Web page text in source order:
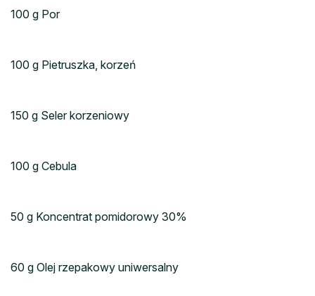
100 g Por
100 g Pietruszka, korzeń
150 g Seler korzeniowy
100 g Cebula
50 g Koncentrat pomidorowy 30%
60 g Olej rzepakowy uniwersalny